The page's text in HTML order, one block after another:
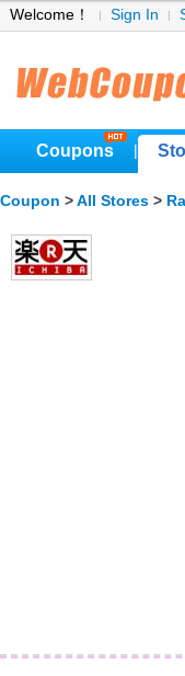
Welcome！ Sign In
Coupons
Coupon > All Stores >